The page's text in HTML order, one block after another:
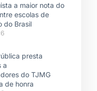
a maior nota do
escolas de
do Brasil
presta
a
do TJMG
de honra